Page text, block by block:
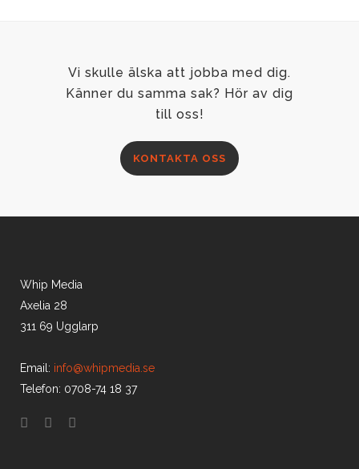
Vi skulle älska att jobba med dig.
Känner du samma sak? Hör av dig
till oss!
KONTAKTA OSS
Whip Media
Axelia 28
311 69 Ugglarp
Email: info@whipmedia.se
Telefon: 0708-74 18 37